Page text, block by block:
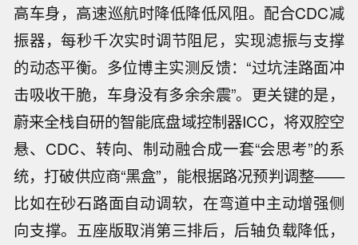
高车身，高速巡航时降低降低风阻。配合CDC减
振器，每秒千次实时调节阻尼，实现滤振与支撑
的动态平衡。多位博主实测反馈：“过坑洼路面冲
击吸收干脆，车身没有多余余震”。更关键的是，
蔚来全栈自研的智能底盘域控制器ICC，将双腔空
悬、CDC、转向、制动融合成一套“会思考”的系
统，打破供应商“黑盒”，能根据路况预判调整——
比如在砂石路面自动调软，在弯道中主动增强侧
向支撑。五座版取消第三排后，后轴负载降低，